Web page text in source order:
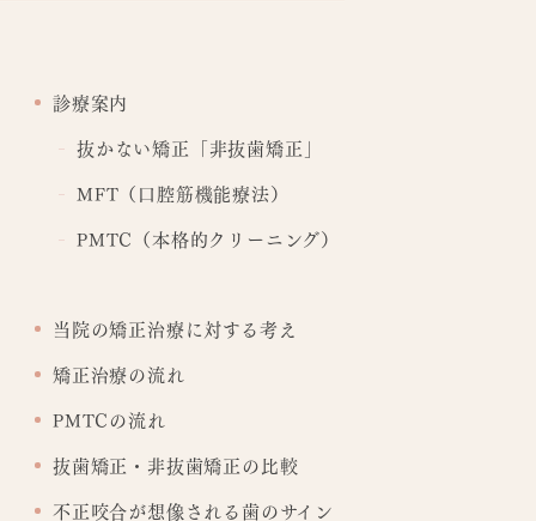
診療案内
抜かない矯正「非抜歯矯正」
MFT（口腔筋機能療法）
PMTC（本格的クリーニング）
当院の矯正治療に対する考え
矯正治療の流れ
PMTCの流れ
抜歯矯正・非抜歯矯正の比較
不正咬合が想像される歯のサイン